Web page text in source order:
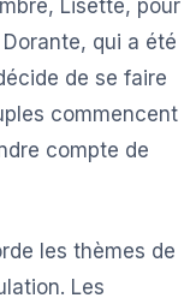
Lisette, pour
qui a été
de se faire
commencent
compte de
les thèmes de
Les